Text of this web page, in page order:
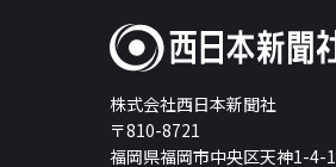
株式会社西日本新聞社
〒810-8721
福岡県福岡市中央区天神1-4-1